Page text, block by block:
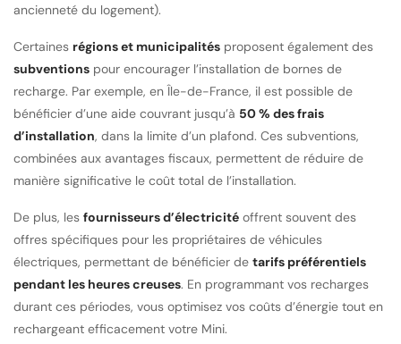
ancienneté du logement).
Certaines régions et municipalités proposent également des
subventions pour encourager l’installation de bornes de
recharge. Par exemple, en Île-de-France, il est possible de
bénéficier d’une aide couvrant jusqu’à 50 % des frais
d’installation, dans la limite d’un plafond. Ces subventions,
combinées aux avantages fiscaux, permettent de réduire de
manière significative le coût total de l’installation.
De plus, les fournisseurs d’électricité offrent souvent des
offres spécifiques pour les propriétaires de véhicules
électriques, permettant de bénéficier de tarifs préférentiels
pendant les heures creuses. En programmant vos recharges
durant ces périodes, vous optimisez vos coûts d’énergie tout en
rechargeant efficacement votre Mini.